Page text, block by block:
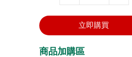
立即購買
商品加購區